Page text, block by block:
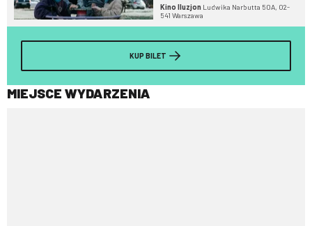
Kino Iluzjon Ludwika Narbutta 50A, 02-
541 Warszawa
KUP BILET
MIEJSCE WYDARZENIA